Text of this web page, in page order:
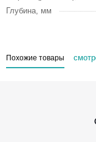
Глубина, мм
Похожие товары